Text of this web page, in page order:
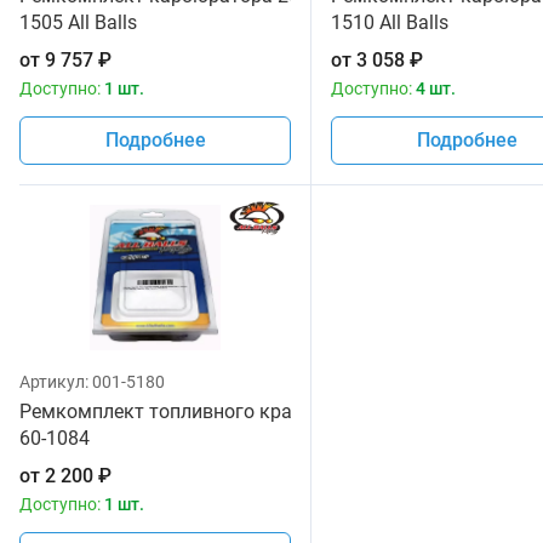
1505 All Balls
от 9 757 ₽
Доступно: 1 шт.
Подробнее
1510 All Balls
от 3 058 ₽
Доступно:4 шт.
Подробнее
Артикул:001-5180
Ремкомплект топливного крана All Balls
60-1084
от 2 200 ₽
Доступно: 1 шт.